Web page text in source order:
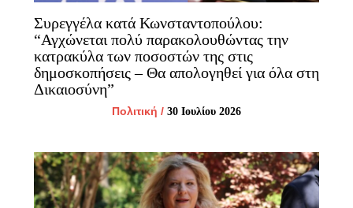
Συρεγγέλα κατά Κωνσταντοπούλου:
“Αγχώνεται πολύ παρακολουθώντας την
κατρακύλα των ποσοστών της στις
δημοσκοπήσεις – Θα απολογηθεί για όλα στη
Δικαιοσύνη”
Πολιτική / 30 Ιουλίου 2026